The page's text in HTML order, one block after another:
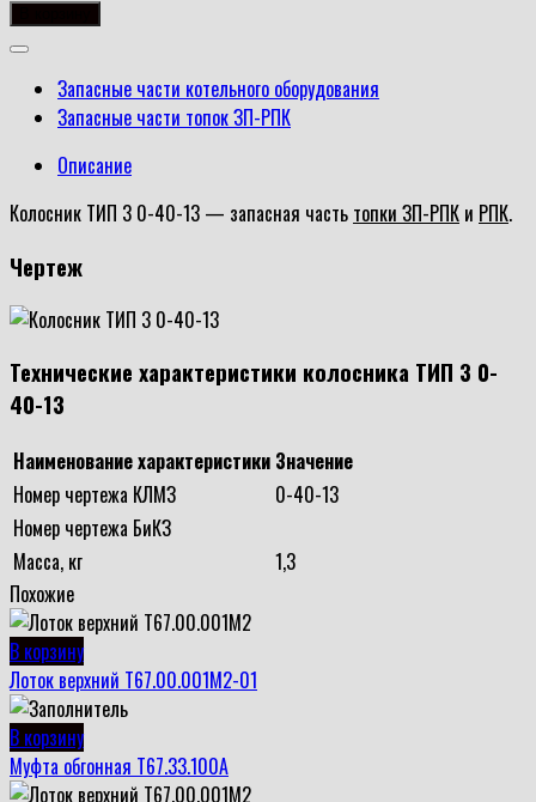
товара
Запасные части котельного оборудования
Запасные части топок ЗП-РПК
Описание
Колосник ТИП 3 0-40-13 — запасная часть топки ЗП-РПК и РПК.
Чертеж
Технические характеристики колосника ТИП 3 0-
40-13
Наименование характеристики Значение
Номер чертежа КЛМЗ
0-40-13
Номер чертежа БиКЗ
Масса, кг
1,3
Похожие
В корзину
Лоток верхний Т67.00.001М2-01
В корзину
Муфта обгонная Т67.33.100А